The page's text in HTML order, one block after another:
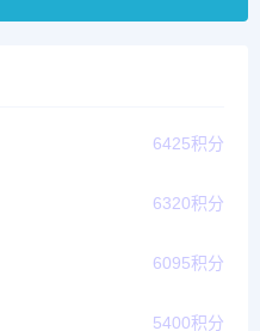
6425积分
6320积分
6095积分
5400积分